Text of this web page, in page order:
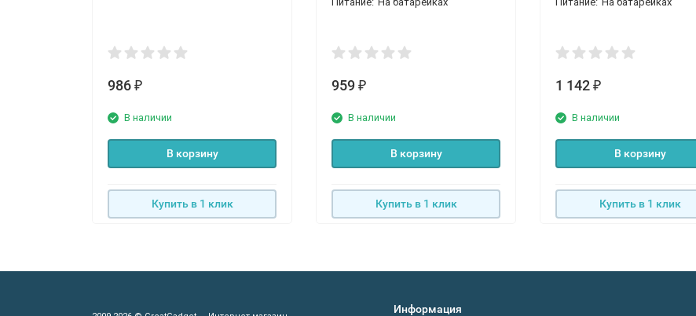
986 ₽
В наличии
В корзину
Купить в 1 клик
959 ₽
В наличии
В корзину
Купить в 1 клик
1 142 ₽
В наличии
В корзину
Купить в 1 клик
Информация